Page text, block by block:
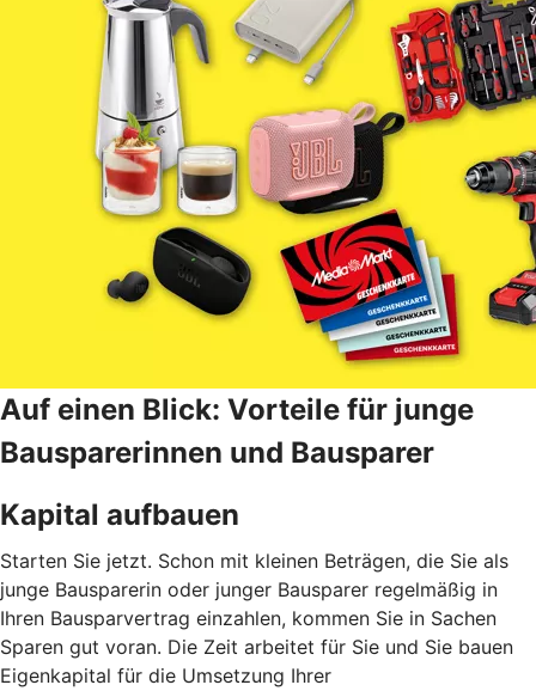
Auf einen Blick: Vorteile für junge
Bausparerinnen und Bausparer
Kapital aufbauen
Starten Sie jetzt. Schon mit kleinen Beträgen, die Sie als
junge Bausparerin oder junger Bausparer regelmäßig in
Ihren Bausparvertrag einzahlen, kommen Sie in Sachen
Sparen gut voran. Die Zeit arbeitet für Sie und Sie bauen
Eigenkapital für die Umsetzung Ihrer